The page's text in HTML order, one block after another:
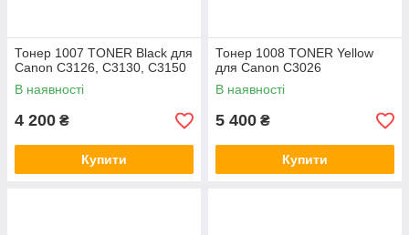
Тонер 1007 TONER Black для
Canon C3126, C3130, C3150
В наявності
4 200 ₴
Купити
Тонер 1008 TONER Yellow
для Canon C3026
В наявності
5 400 ₴
Купити